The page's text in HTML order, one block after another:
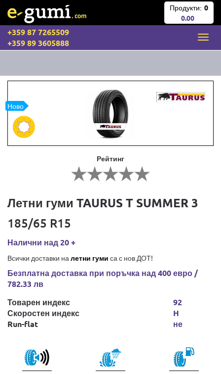
Продукти: 0
0.00
+359 87 7265509
+359 89 3605888
Ново
Рейтинг
Летни гуми TAURUS T SUMMER 3
185/65 R15
Налични над 20 +
Всички доставки на летни гуми са с нов ДОТ!
Безплатна доставка при поръчка над 400 евро /
782.33 лв
Товарен индекс
Скоростен индекс
Run-flat
92
H
не